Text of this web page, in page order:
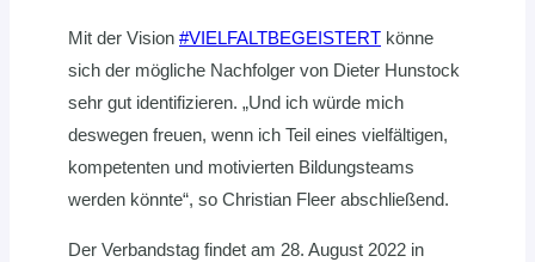
Mit der Vision #VIELFALTBEGEISTERT könne
sich der mögliche Nachfolger von Dieter Hunstock
sehr gut identifizieren. „Und ich würde mich
deswegen freuen, wenn ich Teil eines vielfältigen,
kompetenten und motivierten Bildungsteams
werden könnte“, so Christian Fleer abschließend.
Der Verbandstag findet am 28. August 2022 in